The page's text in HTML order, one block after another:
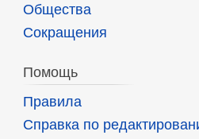
Общества
Сокращения
Помощь
Правила
Справка по